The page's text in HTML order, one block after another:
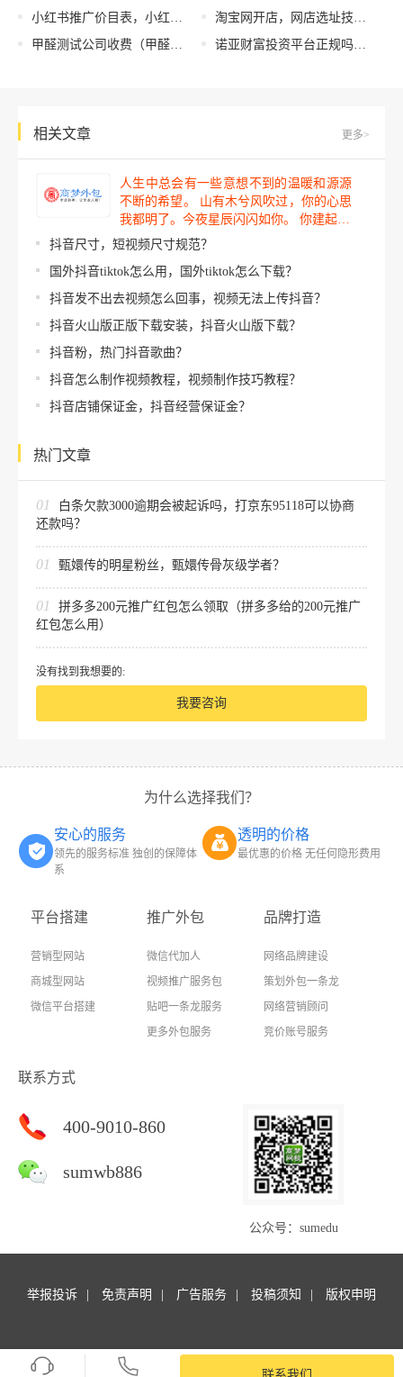
小红书推广价目表，小红书3000粉丝推广报价多少？
甲醛测试公司收费（甲醛测试要多少钱）
淘宝网开店，网店选址技巧？
诺亚财富投资平台正规吗，诺亚财富投资平台正规吗安全吗？
相关文章 更多>
人生中总会有一些意想不到的温暖和源源
不断的希望。 山有木兮风吹过，你的心思
我都明了。今夜星辰闪闪如你。 你建起…
抖音尺寸，短视频尺寸规范？
国外抖音tiktok怎么用，国外tiktok怎么下载？
抖音发不出去视频怎么回事，视频无法上传抖音？
抖音火山版正版下载安装，抖音火山版下载？
抖音粉，热门抖音歌曲？
抖音怎么制作视频教程，视频制作技巧教程？
抖音店铺保证金，抖音经营保证金？
热门文章
01
白条欠款3000逾期会被起诉吗，打京东95118可以协商
还款吗？
01 甄嬛传的明星粉丝，甄嬛传骨灰级学者？
01
拼多多200元推广红包怎么领取（拼多多给的200元推广
红包怎么用）
没有找到我想要的:
我要咨询
为什么选择我们？
安心的服务
领先的服务标准 独创的保障体
系
透明的价格
最优惠的价格 无任何隐形费用
平台搭建
营销型网站
商城型网站
微信平台搭建
推广外包
微信代加人
视频推广服务包
贴吧一条龙服务
更多外包服务
品牌打造
网络品牌建设
策划外包一条龙
网络营销顾问
竞价账号服务
联系方式
400-9010-860
sumwb886
公众号：sumedu
举报投诉 免责声明 广告服务 投稿须知 版权申明
Copyright © 商梦外包. All rights reserved.商梦网校 版权所有苏ICP备14047127号-16